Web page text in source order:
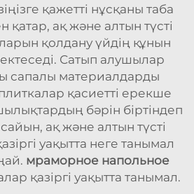
қажетті нұсқаны таба
қатар, ақ және алтын түсті
қолдану үйдің құнын
Сатып алушылар
сапалы материалдарды
қасиетті ерекше
бәрін біртіндеп
ақ және алтын түсті
уақытта неге танымал
мраморное напольное
қазіргі уақытта танымал.